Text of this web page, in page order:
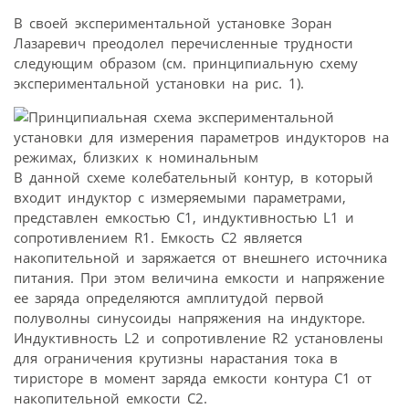
В своей экспериментальной установке Зоран
Лазаревич преодолел перечисленные трудности
следующим образом (см. принципиальную схему
экспериментальной установки на рис. 1).
В данной схеме колебательный контур, в который
входит индуктор с измеряемыми параметрами,
представлен емкостью С1, индуктивностью L1 и
сопротивлением R1. Емкость С2 является
накопительной и заряжается от внешнего источника
питания. При этом величина емкости и напряжение
ее заряда определяются амплитудой первой
полуволны синусоиды напряжения на индукторе.
Индуктивность L2 и сопротивление R2 установлены
для ограничения крутизны нарастания тока в
тиристоре в момент заряда емкости контура С1 от
накопительной емкости С2.